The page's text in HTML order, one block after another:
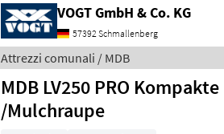
VOGT GmbH & Co. KG
57392 Schmallenberg
Attrezzi comunali / MDB
MDB LV250 PRO
/Mulchraupe